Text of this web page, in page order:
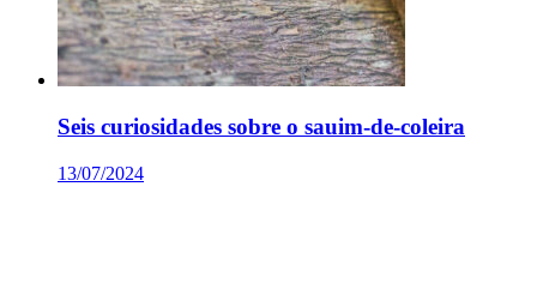
Seis curiosidades sobre o sauim-de-coleira
13/07/2024